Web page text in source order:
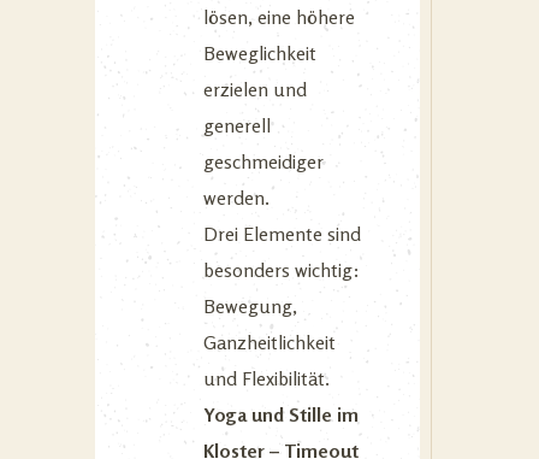
lösen, eine höhere
Beweglichkeit
erzielen und
generell
geschmeidiger
werden.
Drei Elemente sind
besonders wichtig:
Bewegung,
Ganzheitlichkeit
und Flexibilität.
Yoga und Stille im
Kloster – Timeout